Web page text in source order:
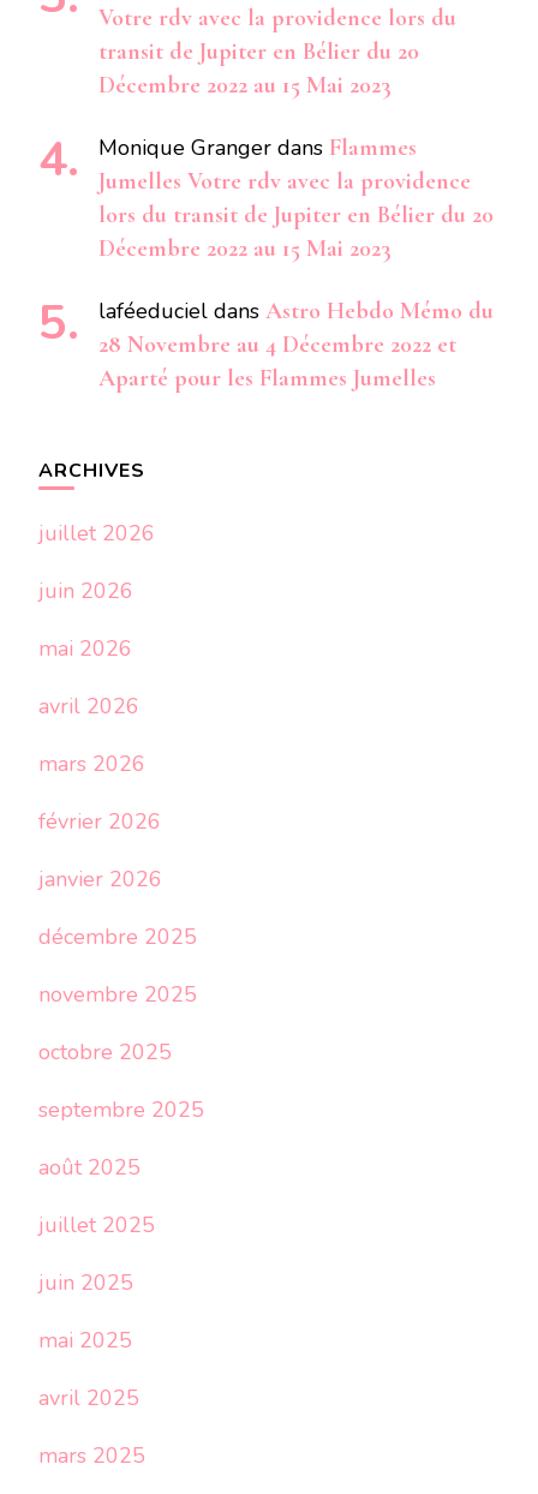
Votre rdv avec la providence lors du
transit de Jupiter en Bélier du 20
Décembre 2022 au 15 Mai 2023
Monique Granger dans Flammes
Jumelles Votre rdv avec la providence
lors du transit de Jupiter en Bélier du 20
Décembre 2022 au 15 Mai 2023
laféeduciel dans Astro Hebdo Mémo du
28 Novembre au 4 Décembre 2022 et
Aparté pour les Flammes Jumelles
ARCHIVES
juillet 2026
juin 2026
mai 2026
avril 2026
mars 2026
février 2026
janvier 2026
décembre 2025
novembre 2025
octobre 2025
septembre 2025
août 2025
juillet 2025
juin 2025
mai 2025
avril 2025
mars 2025